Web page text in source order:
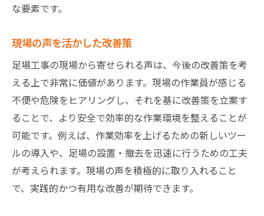
な要素です。
現場の声を活かした改善策
足場工事の現場から寄せられる声は、今後の改善策を考
える上で非常に価値があります。現場の作業員が感じる
不便や危険をヒアリングし、それを基に改善策を立案す
ることで、より安全で効率的な作業環境を整えることが
可能です。例えば、作業効率を上げるための新しいツー
ルの導入や、足場の設置・撤去を迅速に行うための工夫
が考えられます。現場の声を積極的に取り入れること
で、実践的かつ有用な改善が期待できます。